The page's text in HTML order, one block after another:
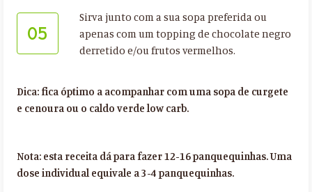
05
Sirva junto com a sua sopa preferida ou
apenas com um topping de chocolate negro
derretido e/ou frutos vermelhos.
Dica: fica óptimo a acompanhar com uma sopa de curgete
e cenoura ou o caldo verde low carb.
Nota: esta receita dá para fazer 12-16 panquequinhas. Uma
dose individual equivale a 3-4 panquequinhas.